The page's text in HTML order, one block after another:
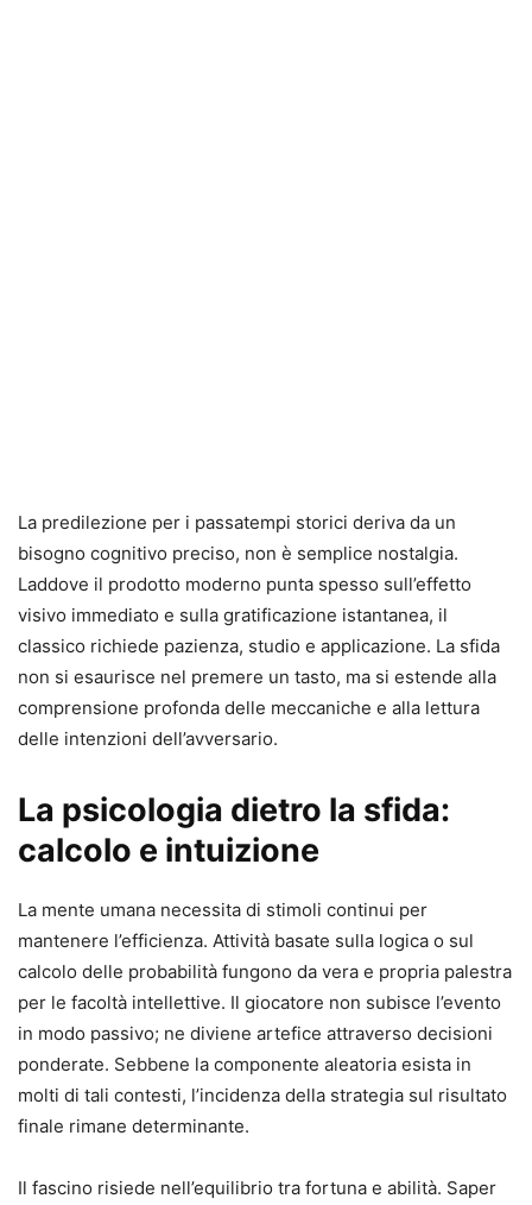
La predilezione per i passatempi storici deriva da un
bisogno cognitivo preciso, non è semplice nostalgia.
Laddove il prodotto moderno punta spesso sull’effetto
visivo immediato e sulla gratificazione istantanea, il
classico richiede pazienza, studio e applicazione. La sfida
non si esaurisce nel premere un tasto, ma si estende alla
comprensione profonda delle meccaniche e alla lettura
delle intenzioni dell’avversario.
La psicologia dietro la sfida:
calcolo e intuizione
La mente umana necessita di stimoli continui per
mantenere l’efficienza. Attività basate sulla logica o sul
calcolo delle probabilità fungono da vera e propria palestra
per le facoltà intellettive. Il giocatore non subisce l’evento
in modo passivo; ne diviene artefice attraverso decisioni
ponderate. Sebbene la componente aleatoria esista in
molti di tali contesti, l’incidenza della strategia sul risultato
finale rimane determinante.
Il fascino risiede nell’equilibrio tra fortuna e abilità. Saper